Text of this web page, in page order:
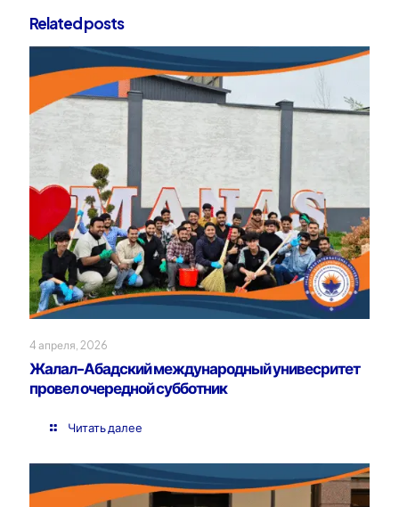
Related posts
4 апреля, 2026
Жалал-Абадский международный унивесритет
провел очередной субботник
Читать далее